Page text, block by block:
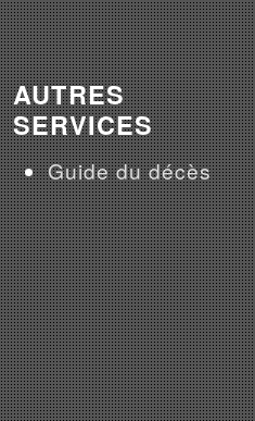
AUTRES
SERVICES
Guide du décès